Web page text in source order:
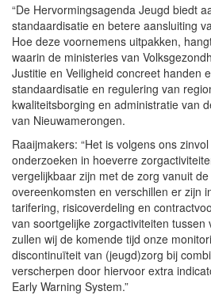
“De Hervormingsagenda Jeugd biedt
standaardisatie en betere aansluiting
Hoe deze voornemens uitpakken,
waarin de ministeries van
Justitie en Veiligheid concreet handen
standaardisatie en regulering van
kwaliteitsborging en administratie van
van Nieuwamerongen.
Raaijmakers: “Het is volgens ons
onderzoeken in hoeverre
vergelijkbaar zijn met de zorg vanuit
overeenkomsten en verschillen er zijn
tarifering, risicoverdeling en
van soortgelijke zorgactiviteiten
zullen wij de komende tijd onze
discontinuïteit van (jeugd)zorg bij
verscherpen door hiervoor extra
Early Warning System.”